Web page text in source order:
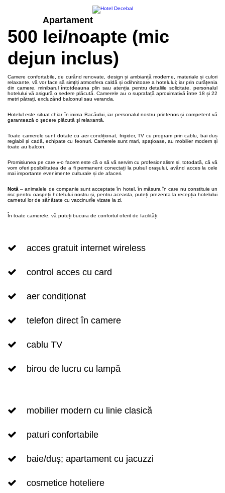
Apartament
500 lei/noapte (mic
dejun inclus)
Camere confortabile, de curând renovate, design și ambianță moderne, materiale și culori
relaxante, vă vor face să simțiți atmosfera caldă și odihnitoare a hotelului; iar prin curățenia
din camere, minibarul întotdeauna plin sau atenția pentru detaliile solicitate, personalul
hotelului vă asigură o ședere plăcută. Camerele au o suprafață aproximativă între 18 și 22
metri pătrați, excluzând balconul sau veranda.
Hotelul este situat chiar în inima Bacăului, iar personalul nostru prietenos și competent vă
garantează o ședere plăcută și relaxantă.
Toate camerele sunt dotate cu aer condiționat, frigider, TV cu program prin cablu, bai duș
reglabil și cadă, echipate cu feonuri. Camerele sunt mari, spațioase, au mobilier modern și
toate au balcon.
Promisiunea pe care v-o facem este că o să vă servim cu profesionalism și, totodată, că vă
vom oferi posibilitatea de a fi permanent conectați la pulsul orașului, având acces la cele
mai importante evenimente culturale și de afaceri.
Notă – animalele de companie sunt acceptate în hotel, în măsura în care nu constituie un
risc pentru oaspeții hotelului nostru și, pentru aceasta, puteți prezenta la recepția hotelului
carnetul lor de sănătate cu vaccinurile vizate la zi.
În toate camerele, vă puteți bucura de confortul oferit de facilități:
acces gratuit internet wireless
control acces cu card
aer condiționat
telefon direct în camere
cablu TV
birou de lucru cu lampă
mobilier modern cu linie clasică
paturi confortabile
baie/duș; apartament cu jacuzzi
cosmetice hoteliere